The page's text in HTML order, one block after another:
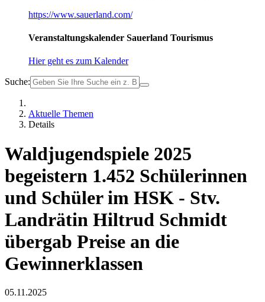
https://www.sauerland.com/
Veranstaltungskalender Sauerland Tourismus
Hier geht es zum Kalender
Suche:
Aktuelle Themen
Details
Waldjugendspiele 2025
begeistern 1.452 Schülerinnen
und Schüler im HSK - Stv.
Landrätin Hiltrud Schmidt
übergab Preise an die
Gewinnerklassen
05.11.2025